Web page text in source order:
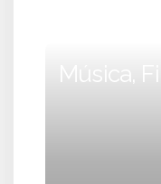
Música,